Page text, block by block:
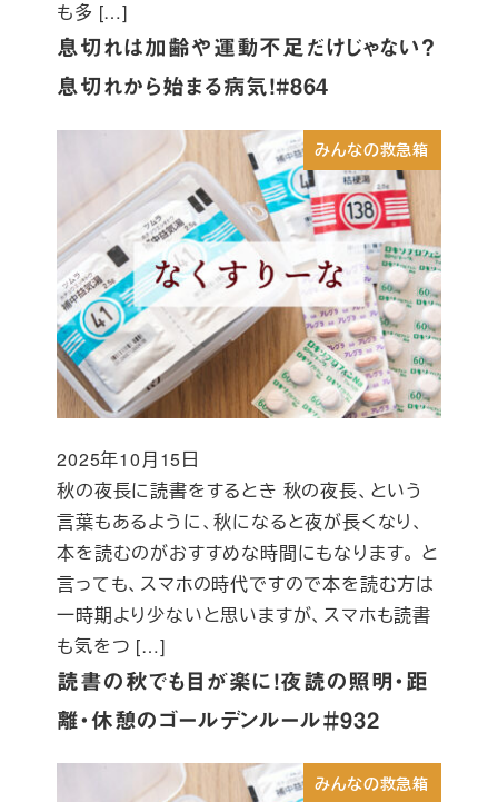
息切れは加齢や運動不足だけじゃない？
息切れから始まる病気！#864
も多 […]
みんなの救急箱
読書の秋でも目が楽に！夜読の照明・距
離・休憩のゴールデンルール＃932
秋の夜長に読書をするとき 秋の夜長、という
言葉もあるように、秋になると夜が長くなり、
本を読むのがおすすめな時間にもなります。 と
言っても、スマホの時代ですので本を読む方は
一時期より少ないと思いますが、スマホも読書
も気をつ […]
投稿日
2025年10月15日
みんなの救急箱